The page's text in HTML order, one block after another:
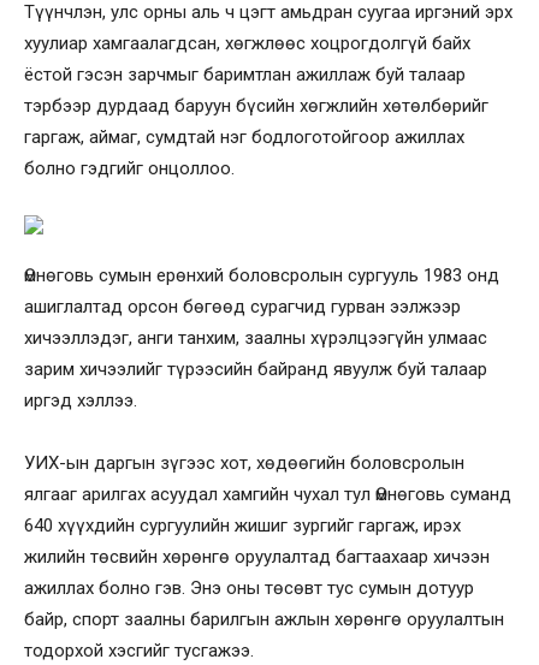
Түүнчлэн, улс орны аль ч цэгт амьдран суугаа иргэний эрх
хуулиар хамгаалагдсан, хөгжлөөс хоцрогдолгүй байх
ёстой гэсэн зарчмыг баримтлан ажиллаж буй талаар
тэрбээр дурдаад баруун бүсийн хөгжлийн хөтөлбөрийг
гаргаж, аймаг, сумдтай нэг бодлоготойгоор ажиллах
болно гэдгийг онцоллоо.
Өмнөговь сумын ерөнхий боловсролын сургууль 1983 онд
ашиглалтад орсон бөгөөд сурагчид гурван ээлжээр
хичээллэдэг, анги танхим, заалны хүрэлцээгүйн улмаас
зарим хичээлийг түрээсийн байранд явуулж буй талаар
иргэд хэллээ.
УИХ-ын даргын зүгээс хот, хөдөөгийн боловсролын
ялгааг арилгах асуудал хамгийн чухал тул Өмнөговь суманд
640 хүүхдийн сургуулийн жишиг зургийг гаргаж, ирэх
жилийн төсвийн хөрөнгө оруулалтад багтаахаар хичээн
ажиллах болно гэв. Энэ оны төсөвт тус сумын дотуур
байр, спорт заалны барилгын ажлын хөрөнгө оруулалтын
тодорхой хэсгийг тусгажээ.